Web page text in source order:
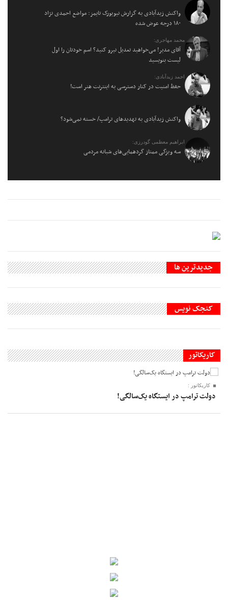
واکنش زیدآبادی به گزارش نیویورک تایمز: مواضع احمدی نژاد
۱۸۰ درجه عوض شده
محمد مهاجری:
آقای مدیر! می‌خواهید تعدیل نیرو کنید؟ اسم خودتان را اول
لیست بنویسید
احمد زیدآبادی:
حفظ امنیت در کنار دسترسی به اینترنت هنر است!
واکنش زیدآبادی به تهدیدهای ترامپ/ خسته نمی‌شود؟
ابراهیم معظمی گودرزی:
سه ویژگی ممتاز گردهمایی‌های شبانه مردمی
جديدترين ها
کنجک نویس
کاریکاتور
کاریکاتور :
دولت ترامپ در ایستگاه یک‌سالگی!